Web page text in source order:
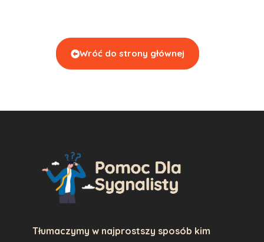
Wróć do strony głównej
Tłumaczymy w najprostszy sposób kim